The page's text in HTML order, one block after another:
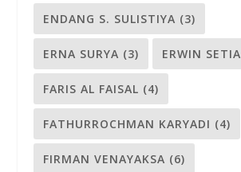
ENDANG S. SULISTIYA (3)
ERNA SURYA (3) ERWIN SETIA
FARIS AL FAISAL (4)
FATHURROCHMAN KARYADI (4)
FIRMAN VENAYAKSA (6)